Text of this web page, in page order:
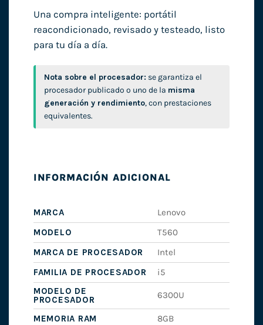
Una compra inteligente: portátil
reacondicionado, revisado y testeado, listo
para tu día a día.
Nota sobre el procesador: se garantiza el
procesador publicado o uno de la misma
generación y rendimiento, con prestaciones
equivalentes.
INFORMACIÓN ADICIONAL
MARCA
Lenovo
MODELO
T560
MARCA DE PROCESADOR
Intel
FAMILIA DE PROCESADOR
i5
MODELO DE
PROCESADOR
6300U
MEMORIA RAM
8GB